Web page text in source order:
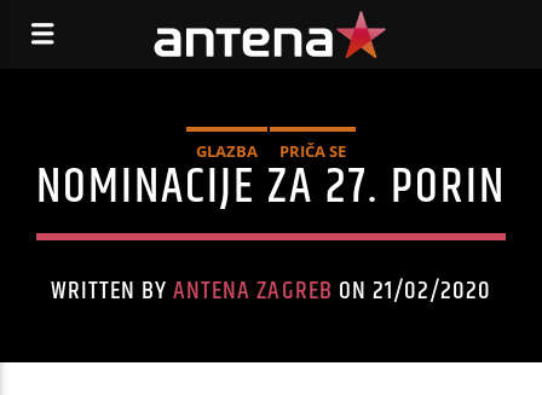
GLAZBA PRIČA SE
NOMINACIJE ZA 27. PORIN
WRITTEN BYANTENA ZAGREB ON 21/02/2020